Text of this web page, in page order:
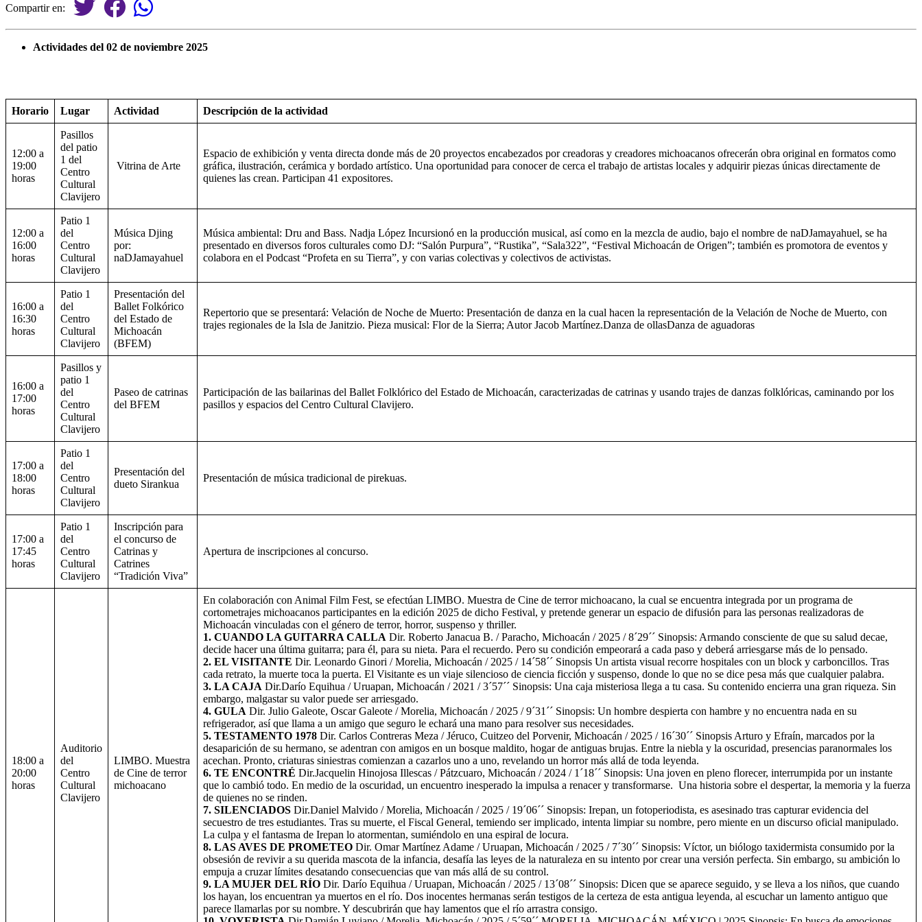
Compartir en:
Actividades del 02 de noviembre 2025
Horario Lugar Actividad Descripción de la actividad
12:00 a
19:00
horas
Pasillos
del patio
1 del
Centro
Cultural
Clavijero
Vitrina de Arte
Espacio de exhibición y venta directa donde más de 20 proyectos encabezados por creadoras y creadores michoacanos ofrecerán obra original en formatos como
gráfica, ilustración, cerámica y bordado artístico. Una oportunidad para conocer de cerca el trabajo de artistas locales y adquirir piezas únicas directamente de
quienes las crean. Participan 41 expositores.
12:00 a
16:00
horas
Patio 1
del
Centro
Cultural
Clavijero
Música Djing
por:
naDJamayahuel
Música ambiental: Dru and Bass. Nadja López Incursionó en la producción musical, así como en la mezcla de audio, bajo el nombre de naDJamayahuel, se ha
presentado en diversos foros culturales como DJ: “Salón Purpura”, “Rustika”, “Sala322”, “Festival Michoacán de Origen”; también es promotora de eventos y
colabora en el Podcast “Profeta en su Tierra”, y con varias colectivas y colectivos de activistas.
16:00 a
16:30
horas
Patio 1
del
Centro
Cultural
Clavijero
Presentación del
Ballet Folkórico
del Estado de
Michoacán
(BFEM)
Repertorio que se presentará: Velación de Noche de Muerto: Presentación de danza en la cual hacen la representación de la Velación de Noche de Muerto, con
trajes regionales de la Isla de Janitzio. Pieza musical: Flor de la Sierra; Autor Jacob Martínez.Danza de ollasDanza de aguadoras
16:00 a
17:00
horas
Pasillos y
patio 1
del
Centro
Cultural
Clavijero
Paseo de catrinas
del BFEM
Participación de las bailarinas del Ballet Folklórico del Estado de Michoacán, caracterizadas de catrinas y usando trajes de danzas folklóricas, caminando por los
pasillos y espacios del Centro Cultural Clavijero.
17:00 a
18:00
horas
Patio 1
del
Centro
Cultural
Clavijero
Presentación del
dueto Sirankua
Presentación de música tradicional de pirekuas.
17:00 a
17:45
horas
Patio 1
del
Centro
Cultural
Clavijero
Inscripción para
el concurso de
Catrinas y
Catrines
“Tradición Viva”
Apertura de inscripciones al concurso.
18:00 a
20:00
horas
Auditorio
del
Centro
Cultural
Clavijero
LIMBO. Muestra
de Cine de terror
michoacano
En colaboración con Animal Film Fest, se efectúan LIMBO. Muestra de Cine de terror michoacano, la cual se encuentra integrada por un programa de
cortometrajes michoacanos participantes en la edición 2025 de dicho Festival, y pretende generar un espacio de difusión para las personas realizadoras de
Michoacán vinculadas con el género de terror, horror, suspenso y thriller.
1. CUANDO LA GUITARRA CALLA Dir. Roberto Janacua B. / Paracho, Michoacán / 2025 / 8´29´´ Sinopsis: Armando consciente de que su salud decae,
decide hacer una última guitarra; para él, para su nieta. Para el recuerdo. Pero su condición empeorará a cada paso y deberá arriesgarse más de lo pensado.
2. EL VISITANTE Dir. Leonardo Ginori / Morelia, Michoacán / 2025 / 14´58´´ Sinopsis Un artista visual recorre hospitales con un block y carboncillos. Tras
cada retrato, la muerte toca la puerta. El Visitante es un viaje silencioso de ciencia ficción y suspenso, donde lo que no se dice pesa más que cualquier palabra.
3. LA CAJA Dir.Darío Equihua / Uruapan, Michoacán / 2021 / 3´57´´ Sinopsis: Una caja misteriosa llega a tu casa. Su contenido encierra una gran riqueza. Sin
embargo, malgastar su valor puede ser arriesgado.
4. GULA Dir. Julio Galeote, Oscar Galeote / Morelia, Michoacán / 2025 / 9´31´´ Sinopsis: Un hombre despierta con hambre y no encuentra nada en su
refrigerador, así que llama a un amigo que seguro le echará una mano para resolver sus necesidades.
5. TESTAMENTO 1978 Dir. Carlos Contreras Meza / Jéruco, Cuitzeo del Porvenir, Michoacán / 2025 / 16´30´´ Sinopsis Arturo y Efraín, marcados por la
desaparición de su hermano, se adentran con amigos en un bosque maldito, hogar de antiguas brujas. Entre la niebla y la oscuridad, presencias paranormales los
acechan. Pronto, criaturas siniestras comienzan a cazarlos uno a uno, revelando un horror más allá de toda leyenda.
6. TE ENCONTRÉ Dir.Jacquelin Hinojosa Illescas / Pátzcuaro, Michoacán / 2024 / 1´18´´ Sinopsis: Una joven en pleno florecer, interrumpida por un instante
que lo cambió todo. En medio de la oscuridad, un encuentro inesperado la impulsa a renacer y transformarse. Una historia sobre el despertar, la memoria y la fuerza
de quienes no se rinden.
7. SILENCIADOS Dir.Daniel Malvido / Morelia, Michoacán / 2025 / 19´06´´ Sinopsis: Irepan, un fotoperiodista, es asesinado tras capturar evidencia del
secuestro de tres estudiantes. Tras su muerte, el Fiscal General, temiendo ser implicado, intenta limpiar su nombre, pero miente en un discurso oficial manipulado.
La culpa y el fantasma de Irepan lo atormentan, sumiéndolo en una espiral de locura.
8. LAS AVES DE PROMETEO Dir. Omar Martínez Adame / Uruapan, Michoacán / 2025 / 7´30´´ Sinopsis: Víctor, un biólogo taxidermista consumido por la
obsesión de revivir a su querida mascota de la infancia, desafía las leyes de la naturaleza en su intento por crear una versión perfecta. Sin embargo, su ambición lo
empuja a cruzar límites desatando consecuencias que van más allá de su control.
9. LA MUJER DEL RÍO Dir. Darío Equihua / Uruapan, Michoacán / 2025 / 13´08´´ Sinopsis: Dicen que se aparece seguido, y se lleva a los niños, que cuando
los hayan, los encuentran ya muertos en el río. Dos inocentes hermanas serán testigos de la certeza de esta antigua leyenda, al escuchar un lamento antiguo que
parece llamarlas por su nombre. Y descubrirán que hay lamentos que el río arrastra consigo.